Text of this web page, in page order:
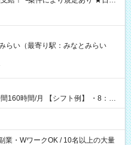
その日に現金GET♪ お仕事後はコ
ます！ 【試用期間】試
らい（最寄り駅：みなとみらい
フト例】 ・8：00
業・WワークOK / 10名以上の大量